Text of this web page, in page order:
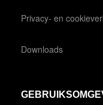
Privacy- en
Downloads